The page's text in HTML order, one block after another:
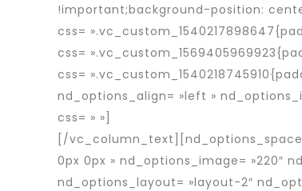
!important;background-position:
css=
css=
css=
nd_options_align= »left »
css= » »]
[/
0px 0px » nd_options_image= »220″
nd_options_layout= »layout-2″